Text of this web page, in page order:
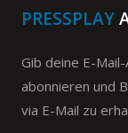
PRESSPLAY
Gib deine E-
abonnieren und
via E-Mail zu